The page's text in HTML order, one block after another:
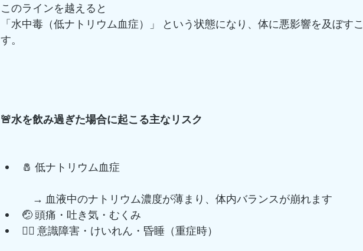
このラインを越えると
「水中毒（低ナトリウム血症）」 という状態になり、体に悪影響を及ぼす
す。
🚨水を飲み過ぎた場合に起こる主なリスク
🧂 低ナトリウム血症
→ 血液中のナトリウム濃度が薄まり、体内バランスが崩れます
🤕 頭痛・吐き気・むくみ
😵‍💫 意識障害・けいれん・昏睡（重症時）